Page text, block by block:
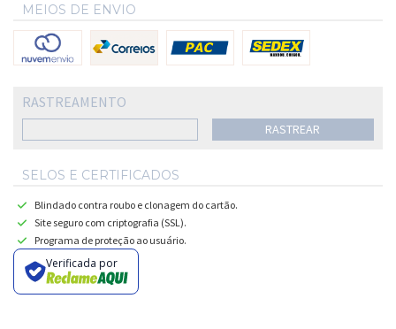
MEIOS DE ENVIO
RASTREAMENTO
RASTREAR
SELOS E CERTIFICADOS
Blindado contra roubo e clonagem do cartão.
Site seguro com criptografia (SSL).
Programa de proteção ao usuário.
Verificada por